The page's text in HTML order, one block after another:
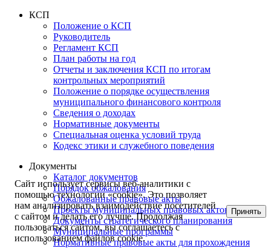
КСП
Положение о КСП
Руководитель
Регламент КСП
План работы на год
Отчеты и заключения КСП по итогам
контрольных мероприятий
Положение о порядке осуществления
муниципального финансового контроля
Сведения о доходах
Нормативные документы
Специальная оценка условий труда
Кодекс этики и служебного поведения
Документы
Каталог документов
Порядок обжалования
Обжалованные правовые акты
Проекты муниципальных правовых актов
Документы стратегического планирования
Муниципальные программы
Нормативные правовые акты для прохождения
Сайт использует сервисы веб-аналитики с
помощью технологии «cookie». Это позволяет
нам анализировать взаимодействие посетителей
с сайтом и делать его лучше. Продолжая
пользоваться сайтом, вы соглашаетесь с
использованием файлов cookie.
Принять